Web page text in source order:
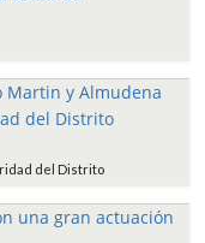
del Distrito